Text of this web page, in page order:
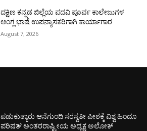
ದಕ್ಷಿಣ ಕನ್ನಡ ಜಿಲ್ಲೆಯ ಪದವಿ ಪೂರ್ವ ಕಾಲೇಜುಗಳ
ಆಂಗ್ಲ ಭಾಷೆ ಉಪನ್ಯಾಸಕರಿಗಾಗಿ ಕಾರ್ಯಾಗಾರ
August 7, 2026
ಪಡುಕುತ್ಯಾರು ಆನೆಗುಂದಿ ಸರಸ್ವತೀ ಪೀಠಕ್ಕೆ ವಿಶ್ವ ಹಿಂದೂ
ಪರಿಷತ್ ಅಂತರರಾಷ್ಟ್ರೀಯ ಅಧ್ಯಕ್ಷ ಅಲೋಕ್